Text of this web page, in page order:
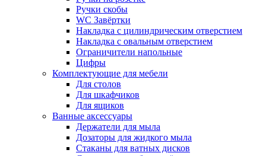
Ручки скобы
WC Завёртки
Накладка с цилиндрическим отверстием
Накладка с овальным отверстием
Ограничители напольные
Цифры
Комплектующие для мебели
Для столов
Для шкафчиков
Для ящиков
Ванные аксессуары
Держатели для мыла
Дозаторы для жидкого мыла
Стаканы для ватных дисков